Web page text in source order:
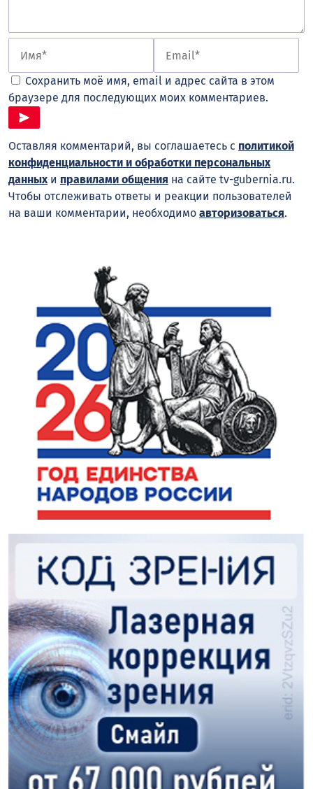
Сохранить моё имя, email и адрес сайта в этом
браузере для последующих моих комментариев.
Оставляя комментарий, вы соглашаетесь с политикой
конфиденциальности и обработки персональных
данныхи правилами общения на сайте tv-gubernia.ru.
Чтобы отслеживать ответы и реакции пользователей
на ваши комментарии, необходимо авторизоваться.